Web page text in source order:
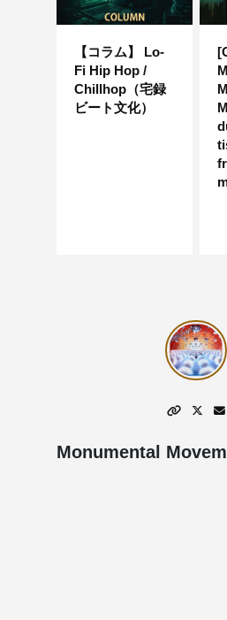
【コラム】 Lo-
Fi Hip Hop /
Chillhop（宅録
ビート文化）
Monumental